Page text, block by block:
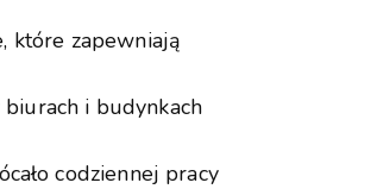
które zapewniają
biurach i budynkach
codziennej pracy